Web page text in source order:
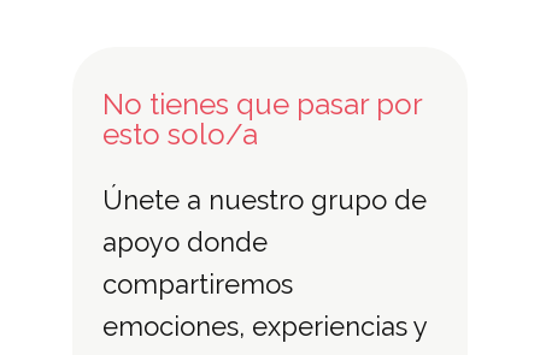
No tienes que pasar por
esto solo/a
Únete a nuestro grupo de
apoyo donde
compartiremos
emociones, experiencias y